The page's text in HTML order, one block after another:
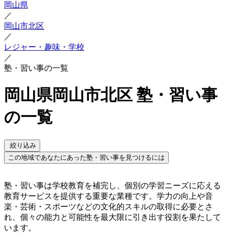
岡山県
／
岡山市北区
／
レジャー・趣味・学校
／
塾・習い事の一覧
岡山県岡山市北区 塾・習い事
の一覧
絞り込み
この地域であなたにあった塾・習い事を見つけるには
塾・習い事は学校教育を補完し、個別の学習ニーズに応える
教育サービスを提供する重要な業種です。学力の向上や音
楽・芸術・スポーツなどの文化的スキルの取得に必要とさ
れ、個々の能力と可能性を最大限に引き出す役割を果たして
います。